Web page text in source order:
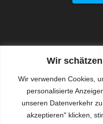
Wir
Wir verwenden Cookies,
personalisierte
unseren Datenverkehr
akzeptieren" klicken,
Hier klicken für
Aufsichts-, Träger